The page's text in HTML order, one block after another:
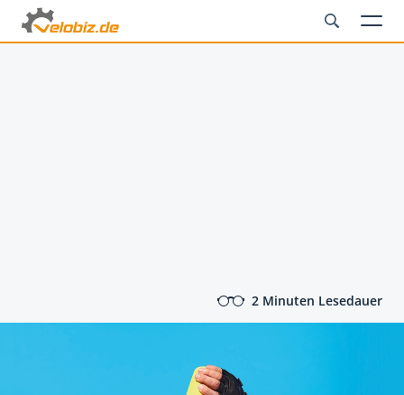
2 Minuten Lesedauer